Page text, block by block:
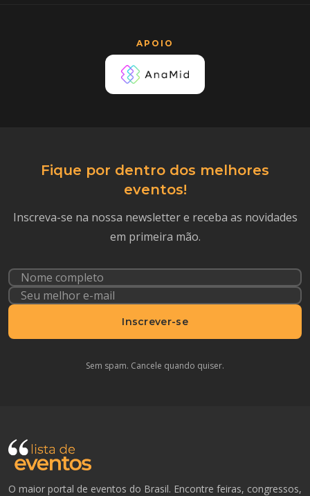
APOIO
Fique por dentro dos melhores
eventos!
Inscreva-se na nossa newsletter e receba as novidades
em primeira mão.
Inscrever-se
Sem spam. Cancele quando quiser.
O maior portal de eventos do Brasil. Encontre feiras, congressos,